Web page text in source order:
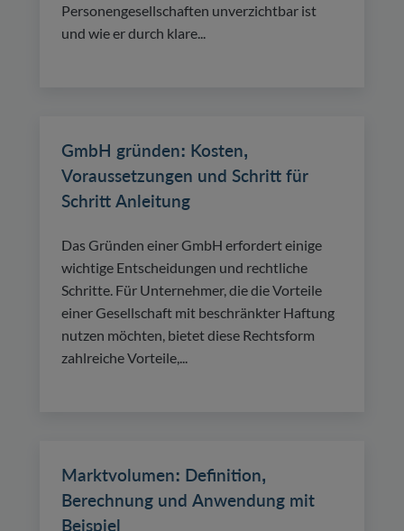
Personengesellschaften unverzichtbar ist
und wie er durch klare...
GmbH gründen: Kosten,
Voraussetzungen und Schritt für
Schritt Anleitung
Das Gründen einer GmbH erfordert einige
wichtige Entscheidungen und rechtliche
Schritte. Für Unternehmer, die die Vorteile
einer Gesellschaft mit beschränkter Haftung
nutzen möchten, bietet diese Rechtsform
zahlreiche Vorteile,...
Marktvolumen: Definition,
Berechnung und Anwendung mit
Beispiel